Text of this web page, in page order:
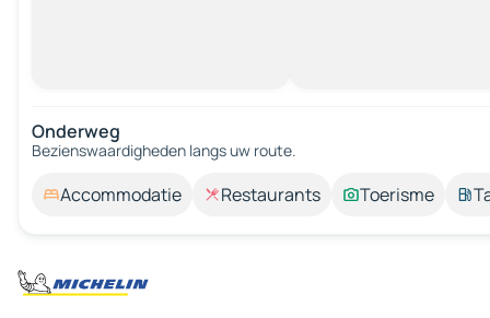
Onderweg
Bezienswaardigheden langs uw route.
Accommodatie Restaurants Toerisme